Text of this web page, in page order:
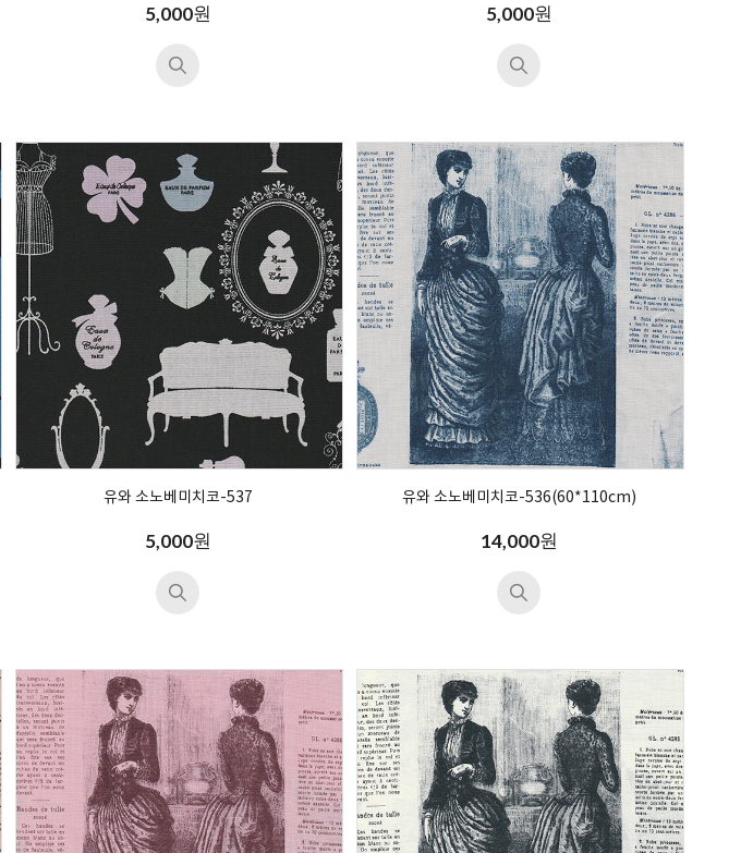
5,000원 5,000원
유와 소노베미치코-537
5,000원
유와 소노베미치코-536(60*110cm)
14,000원